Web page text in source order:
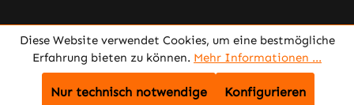
Diese Website verwendet Cookies, um eine bestmögliche
Erfahrung bieten zu können. Mehr Informationen ...
Nur technisch notwendige Konfigurieren